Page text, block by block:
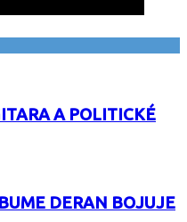
A POLITICKÉ
DERAN BOJUJE